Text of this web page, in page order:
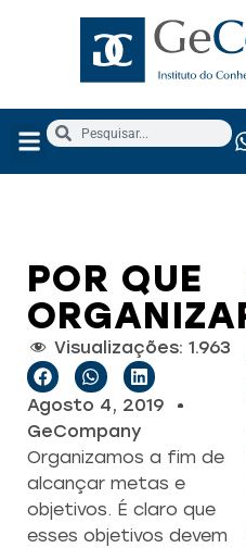
POR QUE
Visualizações: 1.963
Agosto 4, 2019
GeCompany
Organizamos a fim de
alcançar metas e
objetivos. É claro que
esses objetivos devem